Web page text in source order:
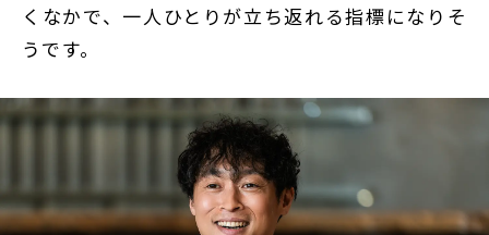
くなかで、一人ひとりが立ち返れる指標になりそ
うです。